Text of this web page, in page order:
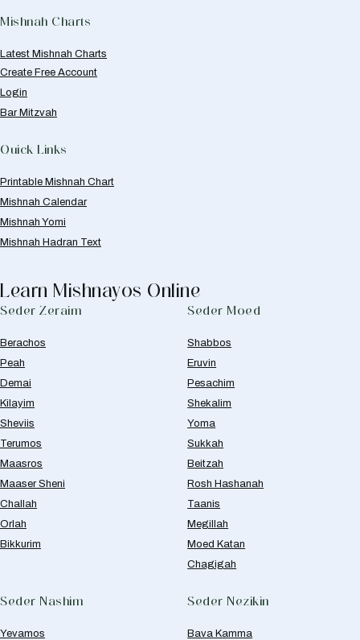
Mishnah Charts
Latest Mishnah Charts
Create Free Account
Login
Bar Mitzvah
Quick Links
Printable Mishnah Chart
Mishnah Calendar
Mishnah Yomi
Mishnah Hadran Text
Learn Mishnayos Online
Seder Zeraim
Berachos
Peah
Demai
Kilayim
Sheviis
Terumos
Maasros
Maaser Sheni
Challah
Orlah
Bikkurim
Seder Moed
Shabbos
Eruvin
Pesachim
Shekalim
Yoma
Sukkah
Beitzah
Rosh Hashanah
Taanis
Megillah
Moed Katan
Chagigah
Seder Nashim
Yevamos
Seder Nezikin
Bava Kamma